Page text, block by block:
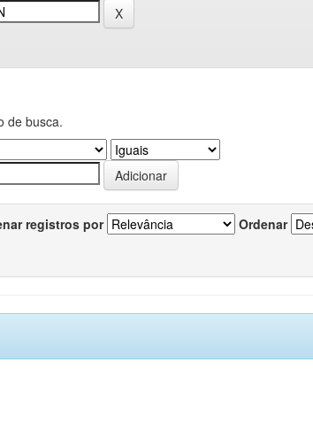
de busca.
registros por Ordenar